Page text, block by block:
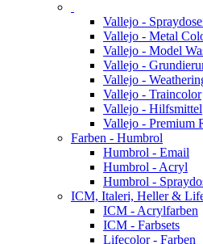
Vallejo -
Vallejo - Metal
Vallejo - Model
Vallejo -
Vallejo -
Vallejo - Traincolor
Vallejo - Hilfsmittel
Vallejo - Premium
Farben - Humbrol
Humbrol - Email
Humbrol - Acryl
Humbrol -
ICM, Italeri, Heller &
ICM - Acrylfarben
ICM - Farbsets
Lifecolor - Farben